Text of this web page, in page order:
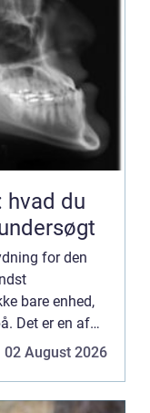
hvad du
for den
bare enhed,
Det er en af
i købet kan
02 August 2026